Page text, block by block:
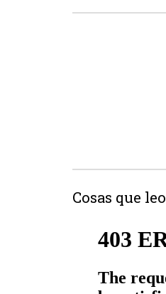
Cosas que leo